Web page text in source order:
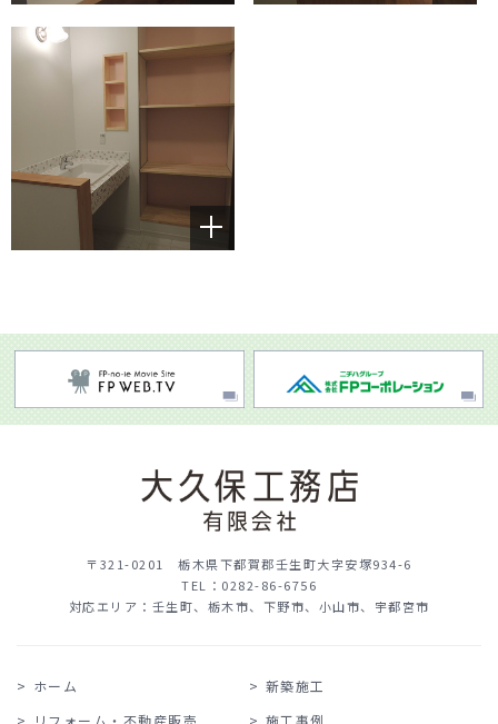
〒321-0201 栃木県下都賀郡壬生町大字安塚934-6
TEL： 0282-86-6756
対応エリア：壬生町、栃木市、下野市、小山市、宇都宮市
ホーム
新築施工